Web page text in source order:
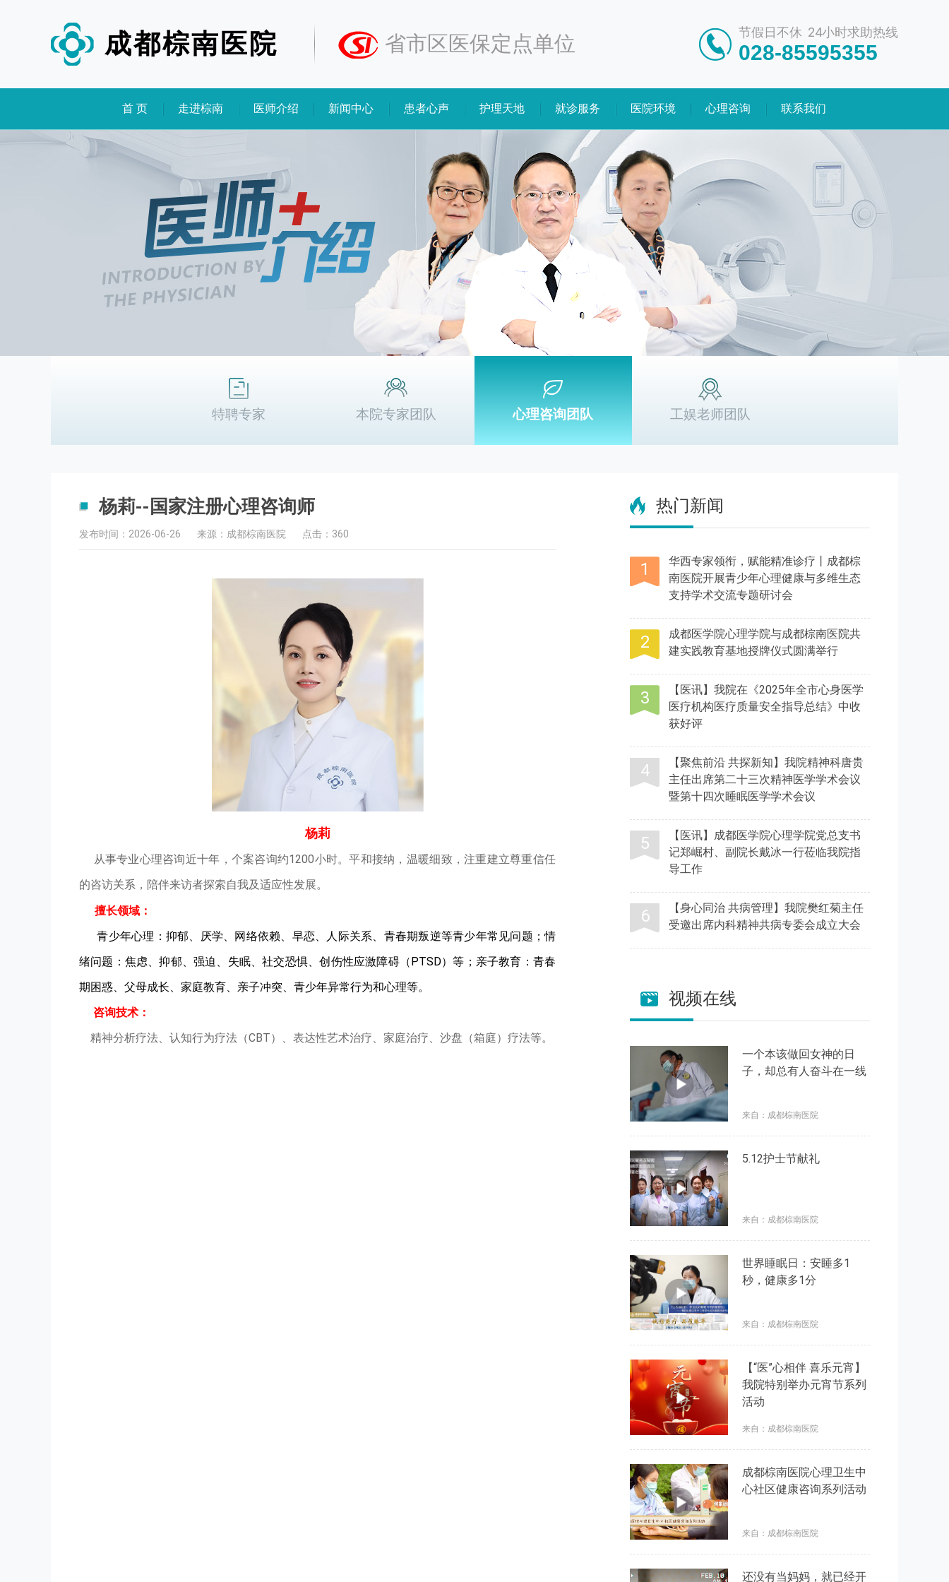
成都棕南医院 省市区医保定点单位 节假日不休 24小时求助热线
028-85595355
首 页 走进棕南 医师介绍 新闻中心 患者心声 护理天地 就诊服务 医院环境 心理咨询 联系我们
特聘专家 本院专家团队 心理咨询团队 工娱老师团队
杨莉--国家注册心理咨询师
发布时间：2026-06-26 来源：成都棕南医院 点击：360
杨莉
从事专业心理咨询近十年，个案咨询约1200小时。平和接纳，温暖细致，注重建立尊重信任
的咨访关系，陪伴来访者探索自我及适应性发展。
擅长领域：
青少年心理：抑郁、厌学、网络依赖、早恋、人际关系、青春期叛逆等青少年常见问题；情
绪问题：焦虑、抑郁、强迫、失眠、社交恐惧、创伤性应激障碍（PTSD）等；亲子教育：青春
期困惑、父母成长、家庭教育、亲子冲突、青少年异常行为和心理等。
咨询技术：
精神分析疗法、认知行为疗法（CBT）、表达性艺术治疗、家庭治疗、沙盘（箱庭）疗法等。
热门新闻
华西专家领衔，赋能精准诊疗丨成都棕
南医院开展青少年心理健康与多维生态
支持学术交流专题研讨会
成都医学院心理学院与成都棕南医院共
建实践教育基地授牌仪式圆满举行
【医讯】我院在《2025年全市心身医学
医疗机构医疗质量安全指导总结》中收
获好评
【聚焦前沿 共探新知】我院精神科唐贵
主任出席第二十三次精神医学学术会议
暨第十四次睡眠医学学术会议
【医讯】成都医学院心理学院党总支书
记郑崛村、副院长戴冰一行莅临我院指
导工作
【身心同治 共病管理】我院樊红菊主任
受邀出席内科精神共病专委会成立大会
视频在线
一个本该做回女神的日
子，却总有人奋斗在一线
来自：成都棕南医院
5.12护士节献礼
来自：成都棕南医院
世界睡眠日：安睡多1
秒，健康多1分
来自：成都棕南医院
【“医”心相伴 喜乐元宵】
我院特别举办元宵节系列
活动
来自：成都棕南医院
成都棕南医院心理卫生中
心社区健康咨询系列活动
来自：成都棕南医院
还没有当妈妈，就已经开